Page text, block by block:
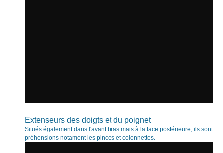
Extenseurs des doigts et du poignet
Situés également dans l'avant bras mais à la face postérieure, ils sont
préhensions notament les pinces et colonnettes.